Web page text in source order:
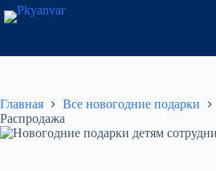
Перейти
к
Главная Все новогодние подарки
Распродажа